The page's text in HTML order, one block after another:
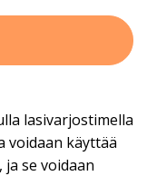
lasivarjostimella
voidaan käyttää
se voidaan